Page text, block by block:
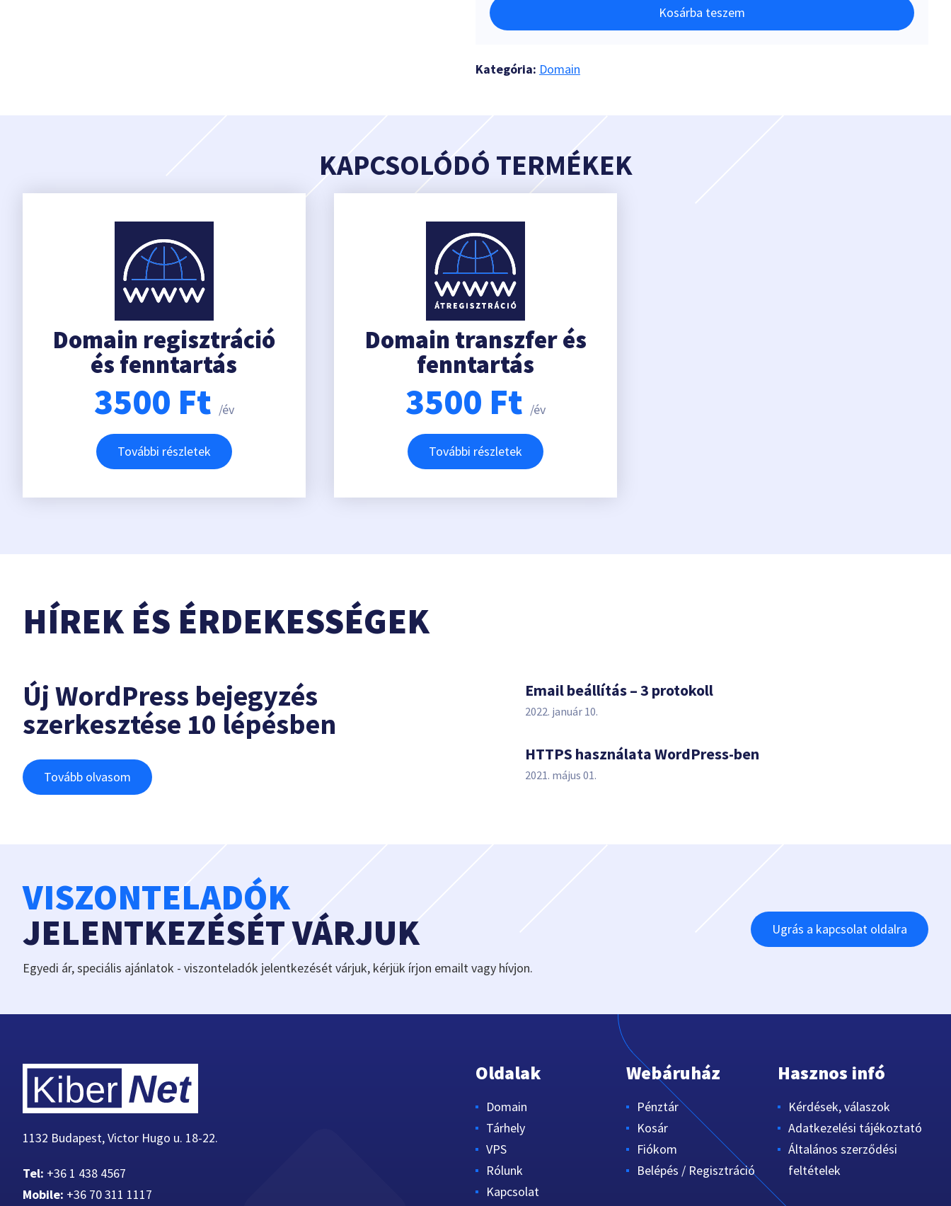
Kosárba teszem
Kategória: Domain
KAPCSOLÓDÓ TERMÉKEK
Domain regisztráció
és fenntartás
3500 Ft /év
További részletek
Domain transzfer és
fenntartás
3500 Ft /év
További részletek
HÍREK ÉS ÉRDEKESSÉGEK
Új WordPress bejegyzés
szerkesztése 10 lépésben
Tovább olvasom
Email beállítás – 3 protokoll
2022. január 10.
HTTPS használata WordPress-ben
2021. május 01.
VISZONTELADÓK
JELENTKEZÉSÉT VÁRJUK
Egyedi ár, speciális ajánlatok - viszonteladók jelentkezését várjuk, kérjük írjon emailt vagy hívjon.
Ugrás a kapcsolat oldalra
1132 Budapest, Victor Hugo u. 18-22.
Tel: +36 1 438 4567
Mobile: +36 70 311 1117
Oldalak
Domain
Tárhely
VPS
Rólunk
Kapcsolat
Webáruház
Pénztár
Kosár
Fiókom
Belépés / Regisztráció
Hasznos infó
Kérdések, válaszok
Adatkezelési tájékoztató
Általános szerződési
feltételek